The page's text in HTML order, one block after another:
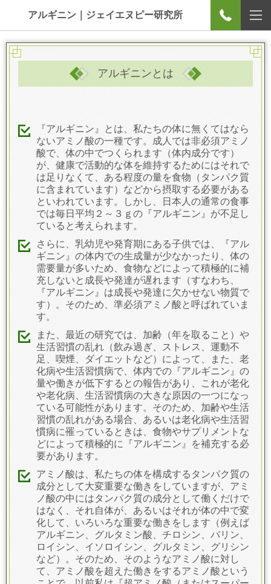
アルギニン｜ジェイエヌピー研究所
アルギニンとは
『アルギニン』とは、私たちの体に無くてはなら
ないアミノ酸の一種です。成人では非必須アミノ
酸で、体の中でつくられます（体内成分です）
が、健康で活動的な体を維持するためにはそれで
は足りなくて、ある程度の量を食物（タンパク質
に含まれています）などから摂取する必要がある
といわれています。しかし、日本人の通常の食事
では毎日平均２～３ｇの『アルギニン』が不足し
ていると考えられます。
さらに、乳幼児や発育期にある子供では、『アル
ギニン』の体内での生成量が少なかったり、体の
需要量が多いため、食物などによって積極的に補
充しないと成長や発達が遅れます（すなわち、
『アルギニン』は成長や発達に欠かせない物質で
す）。そのため、準必須アミノ酸と呼ばれていま
す。
また、最近の研究では、加齢（年を取ること）や
生活習慣の乱れ（飲み過ぎ、ストレス、運動不
足、喫煙、ダイエットなど）によって、また、老
化病や生活習慣病で、体内での『アルギニン』の
量や働きが低下するとの報告があり、これが老化
や老化病、生活習慣病の大きな原因の一つになっ
ている可能性があります。そのため、加齢や生活
習慣の乱れがある場合、あるいは老化病や生活習
慣病に罹っているときは、食物やサプリメントな
どによって積極的に『アルギニン』を補充する必
要があります。
アミノ酸は、私たちの体を構成するタンパク質の
成分として大変重要な働きをしていますが、アミ
ノ酸の中にはタンパク質の成分として働くだけで
はなく、それ自体が、あるいはそれが体の中で変
化して、いろいろな重要な働きをします（例えば
アルギニン、グルタミン酸、チロシン、バリン、
ロイシン、イソロイシン、グルタミン、グリシン
など）。そのため、そのようなアミノ酸に対し
て、アミノ酸を超えた働きをするアミノ酸という